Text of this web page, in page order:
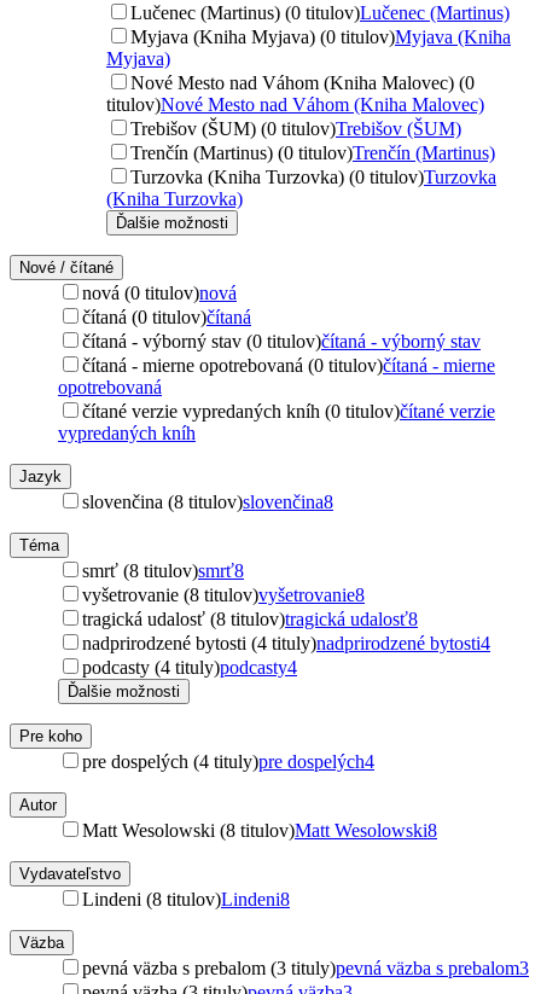
Lučenec (Martinus) (0 titulov)Lučenec (Martinus)
Myjava (Kniha Myjava) (0 titulov)Myjava (Kniha
Myjava)
Nové Mesto nad Váhom (Kniha Malovec) (0
titulov)Nové Mesto nad Váhom (Kniha Malovec)
Trebišov (ŠUM) (0 titulov)Trebišov (ŠUM)
Trenčín (Martinus) (0 titulov)Trenčín (Martinus)
Turzovka (Kniha Turzovka) (0 titulov)Turzovka
(Kniha Turzovka)
Ďalšie možnosti
Nové / čítané
nová (0 titulov)nová
čítaná (0 titulov)čítaná
čítaná - výborný stav (0 titulov)čítaná - výborný stav
čítaná - mierne opotrebovaná (0 titulov)čítaná - mierne
opotrebovaná
čítané verzie vypredaných kníh (0 titulov)čítané verzie
vypredaných kníh
Jazyk
slovenčina (8 titulov)slovenčina8
Téma
smrť (8 titulov)smrť8
vyšetrovanie (8 titulov)vyšetrovanie8
tragická udalosť (8 titulov)tragická udalosť8
nadprirodzené bytosti (4 tituly)nadprirodzené bytosti4
podcasty (4 tituly)podcasty4
Ďalšie možnosti
Pre koho
pre dospelých (4 tituly)pre dospelých4
Autor
Matt Wesolowski (8 titulov)Matt Wesolowski8
Vydavateľstvo
Lindeni (8 titulov)Lindeni8
Väzba
pevná väzba s prebalom (3 tituly)pevná väzba s prebalom3